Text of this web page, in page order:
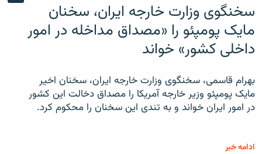
سخنگوی وزارت خارجه ایران، سخنان
مایک پومپئو را «مصداق مداخله در امور
داخلی کشور» خواند
بهرام قاسمی، سخنگوی وزارت خارجه ایران، سخنان اخیر
مایک پومپئو وزیر خارجه آمریکا را مصداق دخالت این کشور
در امور ایران خواند و به تندی این سخنان را محکوم کرد.
ادامه خبر